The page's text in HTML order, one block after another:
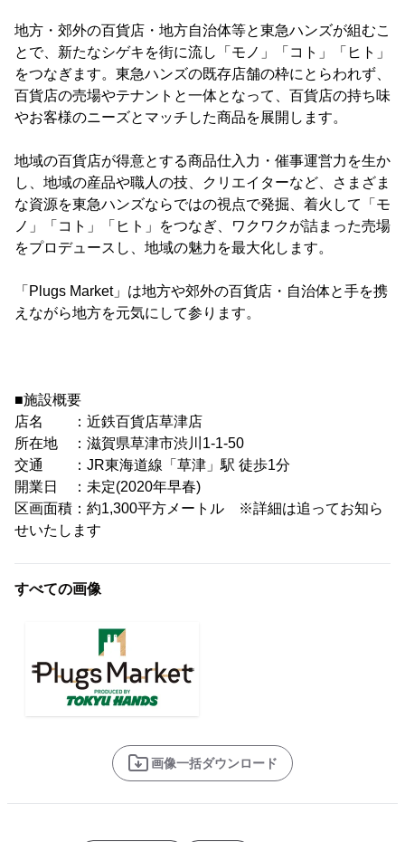
地方・郊外の百貨店・地方自治体等と東急ハンズが組むこ
とで、新たなシゲキを街に流し「モノ」「コト」「ヒト」
をつなぎます。東急ハンズの既存店舗の枠にとらわれず、
百貨店の売場やテナントと一体となって、百貨店の持ち味
やお客様のニーズとマッチした商品を展開します。
地域の百貨店が得意とする商品仕入力・催事運営力を生か
し、地域の産品や職人の技、クリエイターなど、さまざま
な資源を東急ハンズならではの視点で発掘、着火して「モ
ノ」「コト」「ヒト」をつなぎ、ワクワクが詰まった売場
をプロデュースし、地域の魅力を最大化します。
「Plugs Market」は地方や郊外の百貨店・自治体と手を携
えながら地方を元気にして参ります。
■施設概要
店名 ：近鉄百貨店草津店
所在地 ：滋賀県草津市渋川1-1-50
交通 ：JR東海道線「草津」駅 徒歩1分
開業日 ：未定(2020年早春)
区画面積：約1,300平方メートル ※詳細は追ってお知ら
せいたします
すべての画像
画像一括ダウンロード